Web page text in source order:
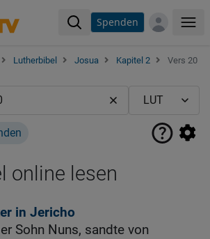
Spenden
Lutherbibel Josua Kapitel 2
Vers 20
online lesen
in Jericho
Sohn Nuns, sandte von